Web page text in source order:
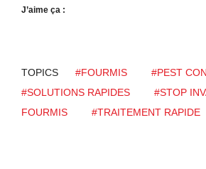
J’aime ça :
TOPICS #FOURMIS
#PEST
#SOLUTIONS RAPIDES
#STOP
FOURMIS
#TRAITEMENT RAPIDE